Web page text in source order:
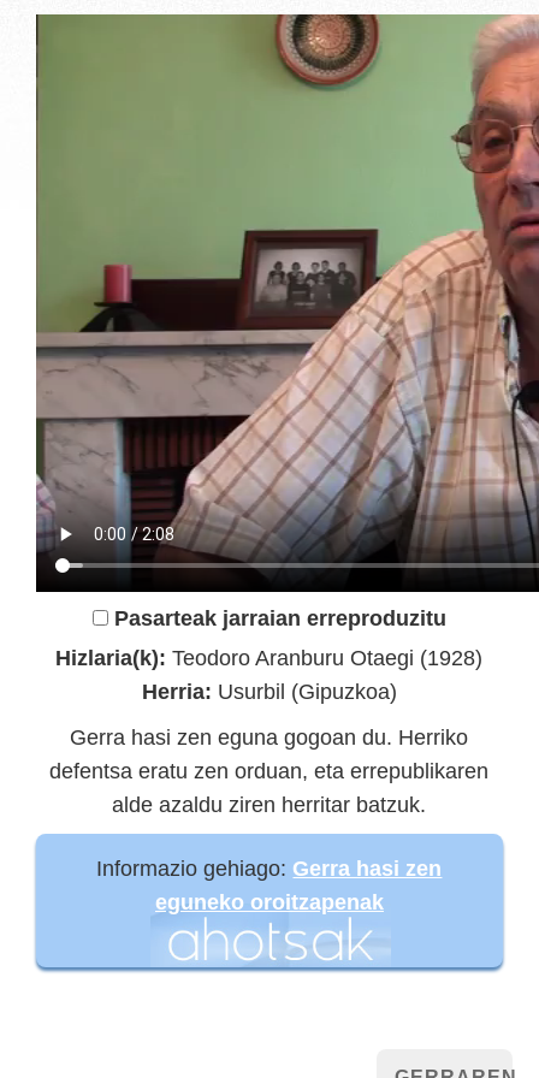
Pasarteak jarraian erreproduzitu
Hizlaria(k): Teodoro Aranburu Otaegi (1928)
Herria: Usurbil (Gipuzkoa)
Gerra hasi zen eguna gogoan du. Herriko
defentsa eratu zen orduan, eta errepublikaren
alde azaldu ziren herritar batzuk.
Informazio gehiago: Gerra hasi zen
eguneko oroitzapenak